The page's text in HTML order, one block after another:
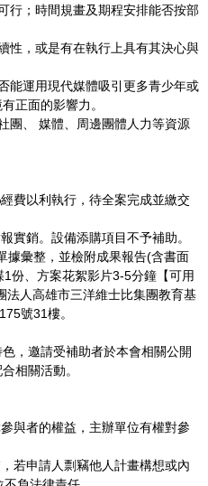
行；時間規畫及期程安排能否按部
性，或是有在執行上具有其決心與
能運用現代媒體吸引更多青少年或
正面的影響力。
團、 媒體、周邊團體人力等資源
費以利執行，待全案完成並繳交
實銷。設備添購項目不予補助。
據彙整，並檢附成果報告(含書面
份、方案花絮影片3-5分鐘【可用
法人高雄市三洋維士比集團教育基
號31樓。
，邀請受補助者於本會相關公開
相關活動。
與者的權益，主辦單位有權對參
若申請人剽竊他人計畫構想或內